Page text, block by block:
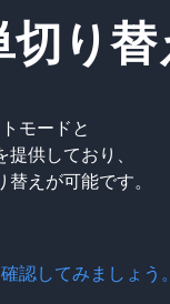
切り替
モードと
供しており、
えが可能です。
認してみましょう